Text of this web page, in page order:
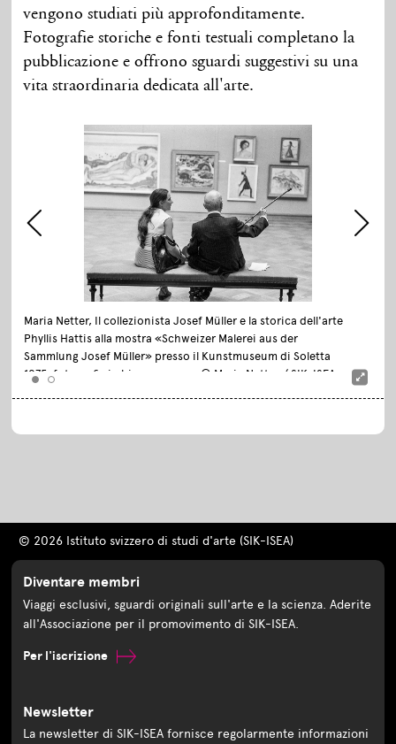
vengono studiati più approfonditamente.
Fotografie storiche e fonti testuali completano la
pubblicazione e offrono sguardi suggestivi su una
vita straordinaria dedicata all'arte.
Maria Netter, Il collezionista Josef Müller e la storica dell'arte
Phyllis Hattis alla mostra «Schweizer Malerei aus der
Sammlung Josef Müller» presso il Kunstmuseum di Soletta
1975, fotografia in bianco e nero, © Maria Netter / SIK-ISEA,
© 2026 Istituto svizzero di studi d'arte (SIK-ISEA)
Diventare membri
Viaggi esclusivi, sguardi originali sull'arte e la scienza. Aderite
all'Associazione per il promovimento di SIK-ISEA.
Per l'iscrizione
Newsletter
La newsletter di SIK-ISEA fornisce regolarmente informazioni